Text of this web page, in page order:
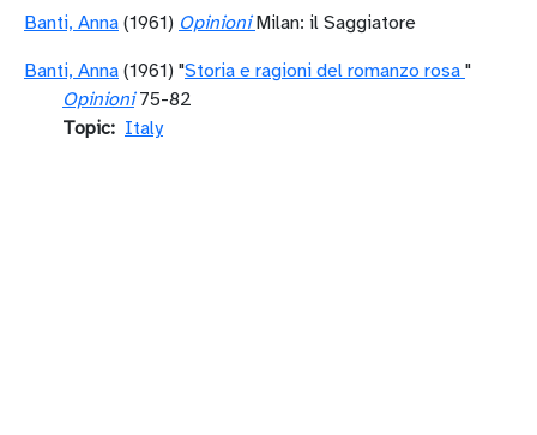
Banti, Anna (1961) Opinioni Milan: il Saggiatore
Banti, Anna (1961) "Storia e ragioni del romanzo rosa "
Opinioni75-82
Topic
Italy